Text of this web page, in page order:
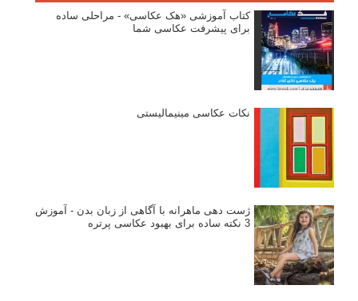
کتاب آموزشی «هک عکاسی» - مراحلی ساده
برای پیشرفت عکاسی شما
نکات عکاسی مینیمالیستی
ژست دهی ماهرانه با آگاهی از زبان بدن - آموزش
3 نکته ساده برای بهبود عکاسی پرتره